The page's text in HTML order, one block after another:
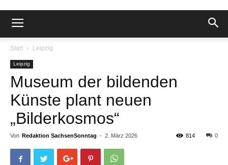
Start Leipzig
Leipzig
Museum der bildenden
Künste plant neuen
„Bilderkosmos“
Von Redaktion SachsenSonntag - 2. März 2026 0
814